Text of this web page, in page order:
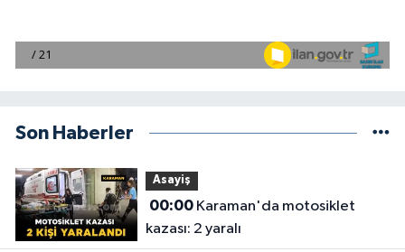
Son Haberler
Asayiş
00:00Karaman'da motosiklet
kazası: 2 yaralı